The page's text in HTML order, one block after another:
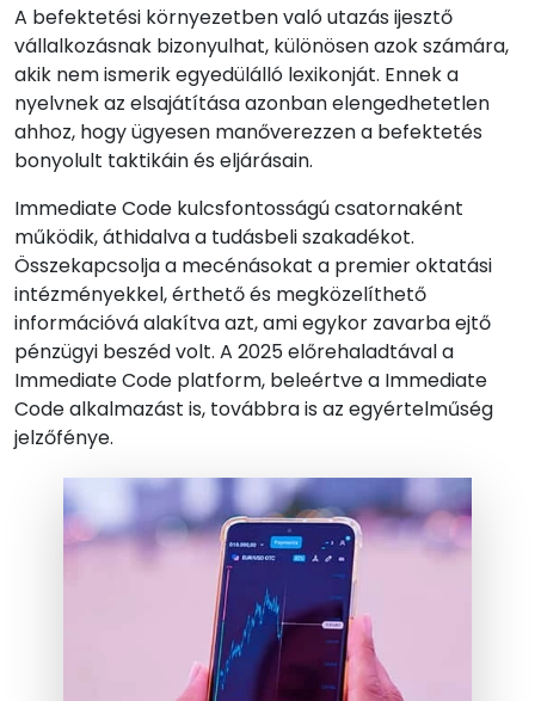
A befektetési környezetben való utazás ijesztő
vállalkozásnak bizonyulhat, különösen azok számára,
akik nem ismerik egyedülálló lexikonját. Ennek a
nyelvnek az elsajátítása azonban elengedhetetlen
ahhoz, hogy ügyesen manőverezzen a befektetés
bonyolult taktikáin és eljárásain.
Immediate Code kulcsfontosságú csatornaként
működik, áthidalva a tudásbeli szakadékot.
Összekapcsolja a mecénásokat a premier oktatási
intézményekkel, érthető és megközelíthető
információvá alakítva azt, ami egykor zavarba ejtő
pénzügyi beszéd volt. A 2025 előrehaladtával a
Immediate Code platform, beleértve a Immediate
Code alkalmazást is, továbbra is az egyértelműség
jelzőfénye.